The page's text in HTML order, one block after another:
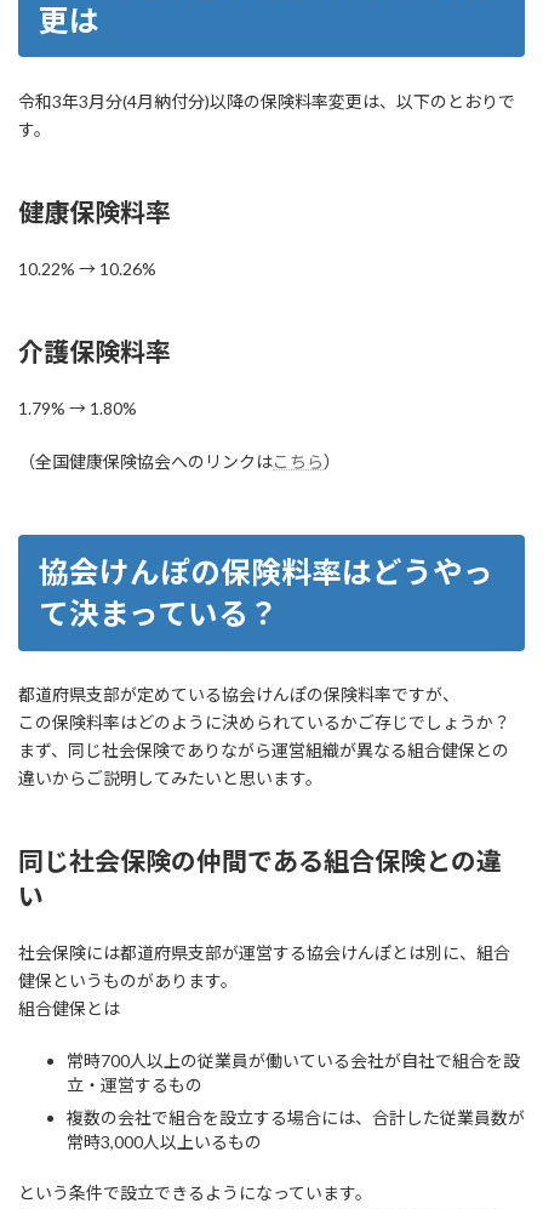
更は
令和3年3月分(4月納付分)以降の保険料率変更は、以下のとおりで
す。
健康保険料率
10.22% → 10.26%
介護保険料率
1.79% → 1.80%
（全国健康保険協会へのリンクはこちら）
協会けんぽの保険料率はどうやっ
て決まっている？
都道府県支部が定めている協会けんぽの保険料率ですが、
この保険料率はどのように決められているかご存じでしょうか？
まず、同じ社会保険でありながら運営組織が異なる組合健保との
違いからご説明してみたいと思います。
同じ社会保険の仲間である組合保険との違
い
社会保険には都道府県支部が運営する協会けんぽとは別に、組合
健保というものがあります。
組合健保とは
常時700人以上の従業員が働いている会社が自社で組合を設
立・運営するもの
複数の会社で組合を設立する場合には、合計した従業員数が
常時3,000人以上いるもの
という条件で設立できるようになっています。